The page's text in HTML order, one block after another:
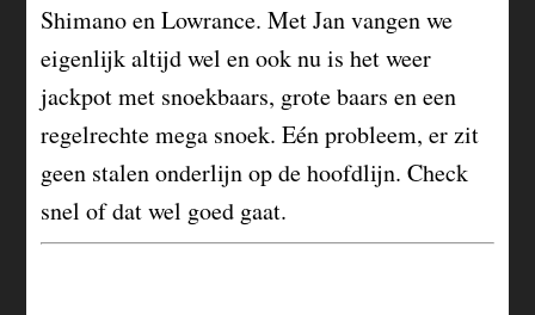
Shimano en Lowrance. Met Jan vangen we
eigenlijk altijd wel en ook nu is het weer
jackpot met snoekbaars, grote baars en een
regelrechte mega snoek. Eén probleem, er zit
geen stalen onderlijn op de hoofdlijn. Check
snel of dat wel goed gaat.